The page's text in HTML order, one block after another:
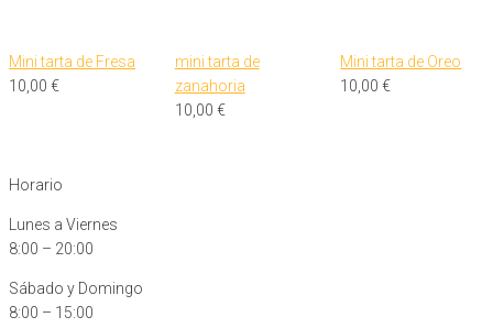
Mini tarta de Fresa
10,00 €
mini tarta de
zanahoria
10,00 €
Mini tarta de Oreo
10,00€
Horario
Lunes a Viernes
8:00 – 20:00
Sábado y Domingo
8:00 – 15:00